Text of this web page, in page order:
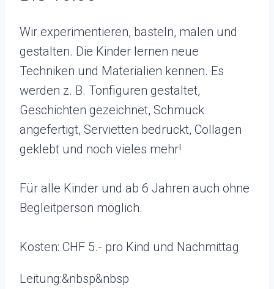
Wir experimentieren, basteln, malen und
gestalten. Die Kinder lernen neue
Techniken und Materialien kennen. Es
werden z. B. Tonfiguren gestaltet,
Geschichten gezeichnet, Schmuck
angefertigt, Servietten bedruckt, Collagen
geklebt und noch vieles mehr!
Für alle Kinder und ab 6 Jahren auch ohne
Begleitperson möglich.
Kosten: CHF 5.- pro Kind und Nachmittag
Leitung:&nbsp&nbsp